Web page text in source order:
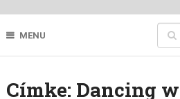
MENU
Címke: Dancing